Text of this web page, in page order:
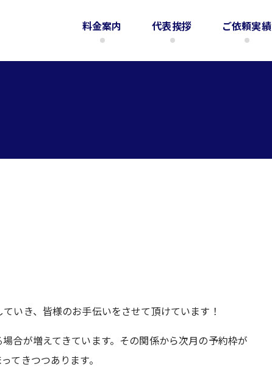
料金案内 代表挨拶 ご依頼実績
いき、皆様のお手伝いをさせて頂けています！
合が増えてきています。その関係から次月の予約枠が
てきつつあります。